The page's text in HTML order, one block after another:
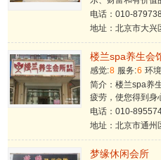
电话：010-
地址：北京市大兴
楼兰spa养生会
感觉:8 服务:6 环
简介：楼兰spa养
疲劳，使您得到身
电话：010-
地址：北京市通
梦缘休闲会所